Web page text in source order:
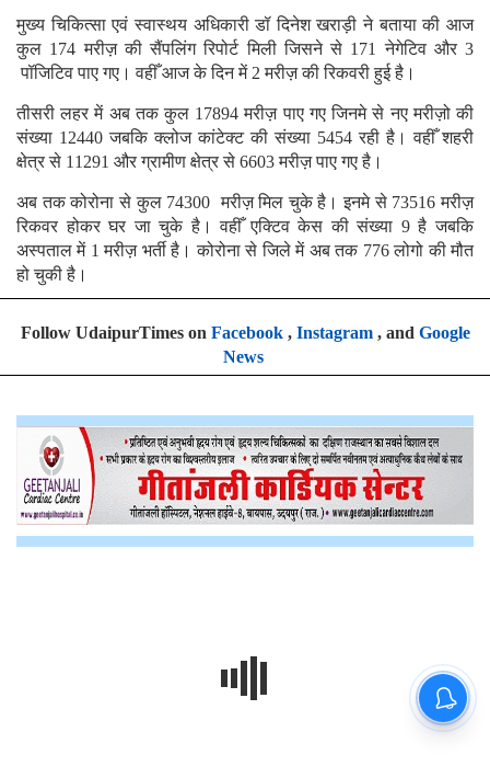
मुख्य चिकित्सा एवं स्वास्थय अधिकारी डॉ दिनेश खराड़ी ने बताया की आज
कुल 174 मरीज़ की सैंपलिंग रिपोर्ट मिली जिसने से 171 नेगेटिव और 3
पॉजिटिव पाए गए। वहीँ आज के दिन में 2 मरीज़ की रिकवरी हुई है।
तीसरी लहर में अब तक कुल 17894 मरीज़ पाए गए जिनमे से नए मरीज़ो की
संख्या 12440 जबकि क्लोज कांटेक्ट की संख्या 5454 रही है। वहीँ शहरी
क्षेत्र से 11291 और ग्रामीण क्षेत्र से 6603 मरीज़ पाए गए है।
अब तक कोरोना से कुल 74300 मरीज़ मिल चुके है। इनमे से 73516 मरीज़
रिकवर होकर घर जा चुके है। वहीँ एक्टिव केस की संख्या 9 है जबकि
अस्पताल में 1 मरीज़ भर्ती है। कोरोना से जिले में अब तक 776 लोगो की मौत
हो चुकी है।
Follow UdaipurTimes on Facebook, Instagram, and Google
News